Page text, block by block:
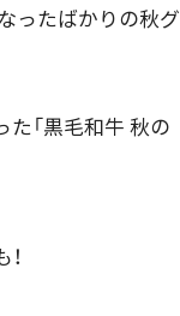
ったばかりの秋グ
「黒毛和牛 秋の